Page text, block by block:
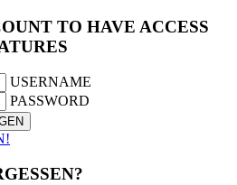
TO HAVE ACCESS
USERNAME
PASSWORD